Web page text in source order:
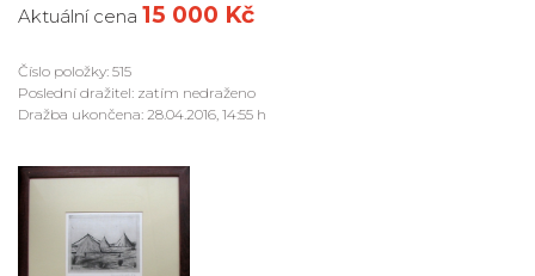
Aktuální cena 15 000 Kč
Číslo položky: 515
Poslední dražitel: zatím nedraženo
Dražba ukončena: 28.04.2016, 14:55 h